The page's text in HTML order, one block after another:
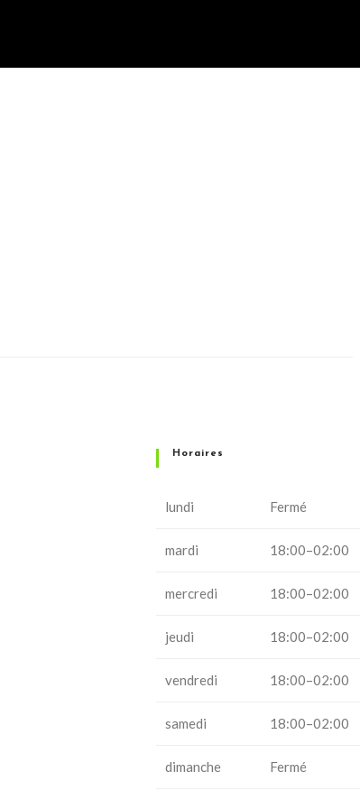
Horaires
lundi Fermé
mardi 18:00–02:00
mercredi 18:00–02:00
jeudi 18:00–02:00
vendredi 18:00–02:00
samedi 18:00–02:00
dimanche Fermé